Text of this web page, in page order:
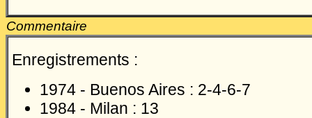
Commentaire
Enregistrements :
1974 - Buenos Aires : 2-4-6-7
1984 - Milan : 13